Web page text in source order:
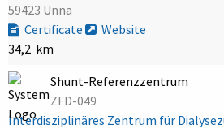
59423 Unna
Certificate
Website
34,2 km
Shunt-Referenzzentrum
ZFD-049
Interdisziplinäres Zentrum für